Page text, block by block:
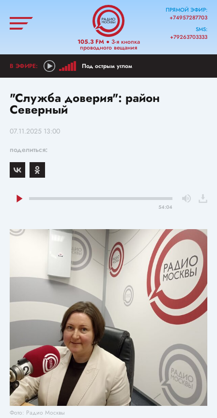
105.3 FM● 3-я кнопка
проводного вещания
ПРЯМОЙ ЭФИР:
+74957287703
SMS:
+79263703333
Под острым углом
"Служба доверия": район
Северный
07.11.2025 13:00
поделиться:
54:04
Фото: Радио Москвы